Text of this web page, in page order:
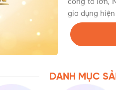
công to lớn,
gia dụng
DANH MỤC